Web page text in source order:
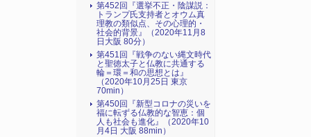
第452回『選挙不正・陰謀説：
トランプ氏支持者とオウム真
理教の類似点、その心理的・
社会的背景』（2020年11月8
日大阪 80分）
第451回『戦争のない縄文時代
と聖徳太子と仏教に共通する
輪＝環＝和の思想とは』
（2020年10月25日 東京
70min）
第450回『新型コロナの災いを
福に転ずる仏教的な智恵：個
人も社会も進化』（2020年10
月4日 大阪 88min）